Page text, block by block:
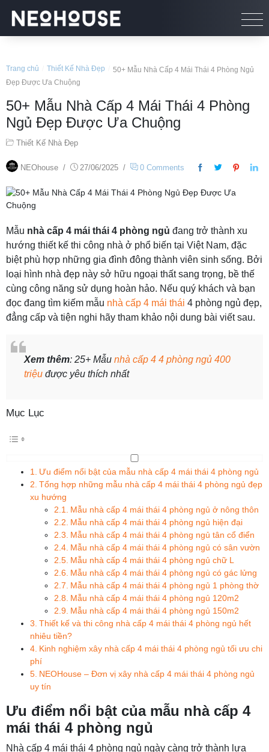
Trang chủ Thiết Kế Nhà Đẹp
50+ Mẫu Nhà Cấp 4 Mái Thái 4 Phòng Ngủ
Đẹp Được Ưa Chuộng
50+ Mẫu Nhà Cấp 4 Mái Thái 4 Phòng
Ngủ Đẹp Được Ưa Chuộng
Thiết Kế Nhà Đẹp
NEOhouse / 27/06/2025 / 0 Comments
Mẫu nhà cấp 4 mái thái 4 phòng ngủ đang trở thành xu
hướng thiết kế thi công nhà ở phổ biến tại Việt Nam, đặc
biệt phù hợp những gia đình đông thành viên sinh sống. Bởi
loại hình nhà đẹp này sở hữu ngoại thất sang trọng, bề thế
cùng công năng sử dụng hoàn hảo. Nếu quý khách và bạn
đọc đang tìm kiếm mẫu nhà cấp 4 mái thái 4 phòng ngủ đẹp,
đẳng cấp và tiện nghi hãy tham khảo nội dung bài viết sau.
Xem thêm: 25+ Mẫu nhà cấp 4 4 phòng ngủ 400
triệu được yêu thích nhất
Mục Lục
Ưu điểm nổi bật của mẫu nhà cấp 4 mái thái 4 phòng ngủ
Tổng hợp những mẫu nhà cấp 4 mái thái 4 phòng ngủ đẹp
xu hướng
Mẫu nhà cấp 4 mái thái 4 phòng ngủ ở nông thôn
Mẫu nhà cấp 4 mái thái 4 phòng ngủ hiện đại
Mẫu nhà cấp 4 mái thái 4 phòng ngủ tân cổ điển
Mẫu nhà cấp 4 mái thái 4 phòng ngủ có sân vườn
Mẫu nhà cấp 4 mái thái 4 phòng ngủ chữ L
Mẫu nhà cấp 4 mái thái 4 phòng ngủ có gác lửng
Mẫu nhà cấp 4 mái thái 4 phòng ngủ 1 phòng thờ
Mẫu nhà cấp 4 mái thái 4 phòng ngủ 120m2
Mẫu nhà cấp 4 mái thái 4 phòng ngủ 150m2
Thiết kế và thi công nhà cấp 4 mái thái 4 phòng ngủ hết
nhiêu tiền?
Kinh nghiệm xây nhà cấp 4 mái thái 4 phòng ngủ tối ưu chi
phí
NEOHouse – Đơn vị xây nhà cấp 4 mái thái 4 phòng ngủ
uy tín
Ưu điểm nổi bật của mẫu nhà cấp 4
mái thái 4 phòng ngủ
Nhà cấp 4 mái thái 4 phòng ngủ ngày càng trở thành lựa